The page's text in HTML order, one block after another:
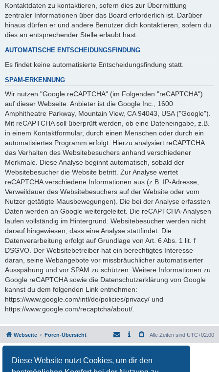
Diese Website nutzt Cookies, um dir den
Kontaktdaten zu kontaktieren, sofern dies zur Übermittlung
zentraler Informationen über das Board erforderlich ist. Darüber
hinaus dürfen er und andere Benutzer dich kontaktieren, sofern du
dies an entsprechender Stelle erlaubt hast.
AUTOMATISCHE ENTSCHEIDUNGSFINDUNG
Es findet keine automatisierte Entscheidungsfindung statt.
SPAM-ERKENNUNG
Wir nutzen "Google reCAPTCHA" (im Folgenden "reCAPTCHA")
auf dieser Webseite. Anbieter ist die Google Inc., 1600
Amphitheatre Parkway, Mountain View, CA 94043, USA ("Google").
Mit reCAPTCHA soll überprüft werden, ob eine Dateneingabe, z.B.
in einem Kontaktformular, durch einen Menschen oder durch ein
automatisiertes Programm erfolgt. Hierzu analysiert reCAPTCHA
das Verhalten des Websitebesuchers anhand verschiedener
Merkmale. Diese Analyse beginnt automatisch, sobald der
Websitebesucher die Website betritt. Zur Analyse wertet
reCAPTCHA verschiedene Informationen aus (z.B. IP-Adresse,
Verweildauer des Websitebesuchers auf der Website oder vom
Nutzer getätigte Mausbewegungen). Die bei der Analyse erfassten
Daten werden an Google weitergeleitet. Die reCAPTCHA-Analysen
laufen vollständig im Hintergrund. Websitebesucher werden nicht
darauf hingewiesen, dass eine Analyse stattfindet. Die
Datenverarbeitung erfolgt auf Grundlage von Art. 6 Abs. 1 lit. f
DSGVO. Der Websitebetreiber hat ein berechtigtes Interesse
daran, seine Webangebote vor missbräuchlicher automatisierter
Ausspähung und vor SPAM zu schützen. Weitere Informationen zu
Google reCAPTCHA sowie die Datenschutzerklärung von Google
kannst du dem folgenden Link entnehmen:
https://www.google.com/intl/de/policies/privacy/ und
https://www.google.com/recaptcha/about/.
Webseite Foren-Übersicht Alle Zeiten sind UTC+02:00
Deutsche Übersetzung durchphpBB.de
Datenschutz|Nutzungsbedingungen